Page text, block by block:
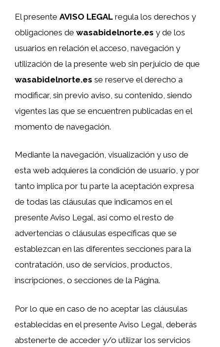
El presente AVISO LEGAL regula los derechos y
obligaciones de wasabidelnorte.es y de los
usuarios en relación el acceso, navegación y
utilización de la presente web sin perjuicio de que
wasabidelnorte.es se reserve el derecho a
modificar, sin previo aviso, su contenido, siendo
vigentes las que se encuentren publicadas en el
momento de navegación.
Mediante la navegación, visualización y uso de
esta web adquieres la condición de usuario, y por
tanto implica por tu parte la aceptación expresa
de todas las cláusulas que indicamos en el
presente Aviso Legal, así como el resto de
advertencias o cláusulas específicas que se
establezcan en las diferentes secciones para la
contratación, uso de servicios, productos,
inscripciones, o secciones de la Página.
Por lo que en caso de no aceptar las cláusulas
establecidas en el presente Aviso Legal, deberás
abstenerte de acceder y/o utilizar los servicios